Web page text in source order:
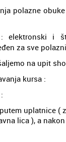
polazne
elektronski i
za sve
na upit
kursa :
uplatnice (
lica ), a